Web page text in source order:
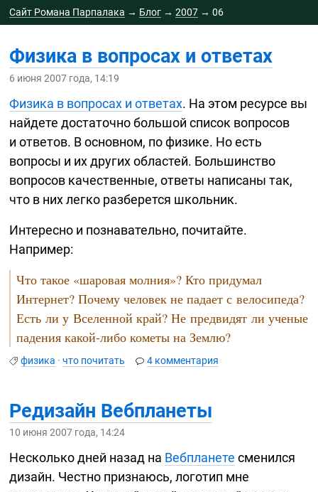
Сайт Романа Парпалака → Блог →2007 →06
Физика в вопросах и ответах
6 июня 2007 года, 14:19
Физика в вопросах и ответах. На этом ресурсе вы
найдете достаточно большой список вопросов
и ответов. В основном, по физике. Но есть
вопросы и их других областей. Большинство
вопросов качественные, ответы написаны так,
что в них легко разберется школьник.
Интересно и познавательно, почитайте.
Например:
Что такое «шаровая молния»? Кто придумал
Интернет? Почему человек не падает с велосипеда?
Есть ли у Вселенной край? Не предвидят ли ученые
падениякакой-либо кометы на Землю?
физика ·что почитать 4 комментария
Редизайн Вебпланеты
10 июня 2007 года, 14:24
Несколько дней назад на Вебпланете сменился
дизайн. Честно признаюсь, логотип мне